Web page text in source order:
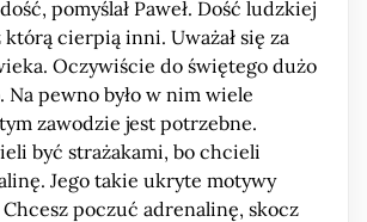
pomyślał Paweł. Dość ludzkiej
którą cierpią inni. Uważał się za
Oczywiście do świętego dużo
Na pewno było w nim wiele
zawodzie jest potrzebne.
być strażakami, bo chcieli
Jego takie ukryte motywy
poczuć adrenalinę, skocz